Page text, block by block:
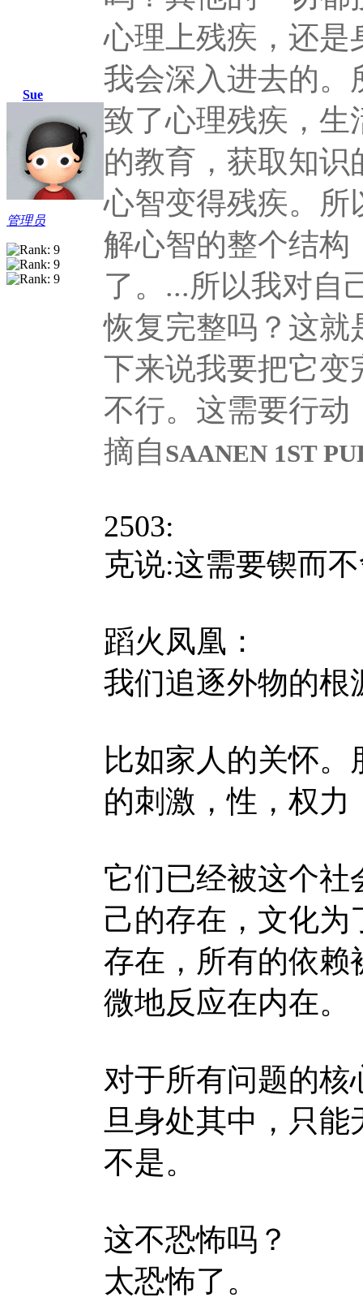
Sue
管理员
心理上残疾，还是
我会深入进去的。
致了心理残疾，生
的教育，获取知
心智变得残疾。所
解心智的整个结构
了。...所以我对自
恢复完整吗？这就
下来说我要把它变
不行。这需要行动
摘自 SAANEN 1ST
2503:
克说:这需要锲而
蹈火凤凰：
我们追逐外物的根
比如家人的关怀
的刺激，性，权力
它们已经被这个社
己的存在，文化
存在，所有的依赖
微地反应在内在。
对于所有问题的
旦身处其中，只能
不是。
这不恐怖吗？
太恐怖了。